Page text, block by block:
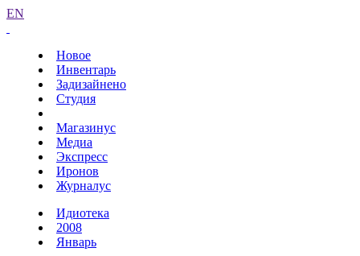
EN
Новое
Инвентарь
Задизайнено
Студия
Магазинус
Медиа
Экспресс
Иронов
Журналус
Идиотека
2008
Январь